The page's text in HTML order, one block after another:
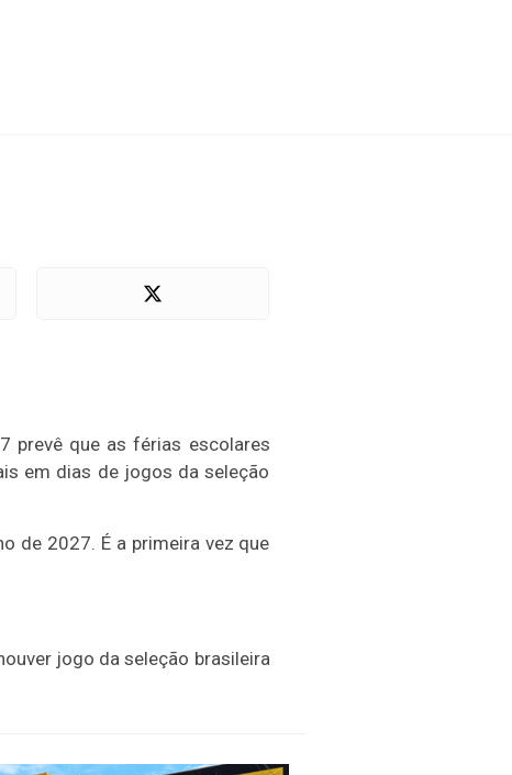
prevê que as férias escolares
em dias de jogos da seleção
de 2027. É a primeira vez que
jogo da seleção brasileira